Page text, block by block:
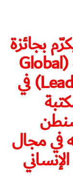
بجائزة
القيادة العالمية (Global
Leadership Award) في
في مجال